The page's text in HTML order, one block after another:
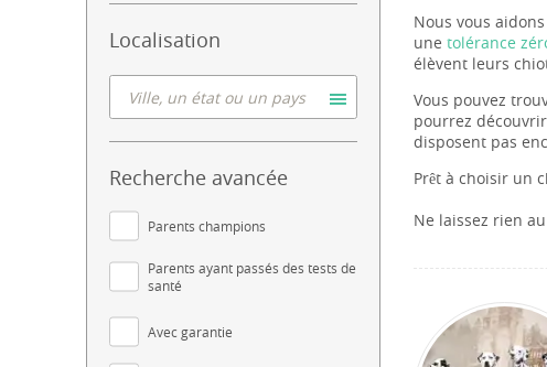
Localisation
Recherche avancée
Parents champions
Parents ayant passés des tests de
santé
Avec garantie
Nous vous
une tolérance
élèvent leurs
Vous pouvez
pourrez
disposent pas
Prêt à choisir un
Ne laissez rien